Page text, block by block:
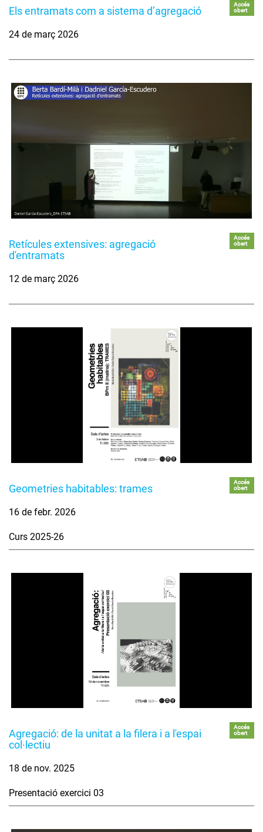
Els entramats com a sistema d’agregació
Accés
obert
24 de març 2026
Retícules extensives: agregació
d'entramats
Accés
obert
12 de març 2026
Geometries habitables: trames
Accés
obert
16 de febr. 2026
Curs 2025-26
Agregació: de la unitat a la filera i a l'espai
col·lectiu
Accés
obert
18 de nov. 2025
Presentació exercici 03